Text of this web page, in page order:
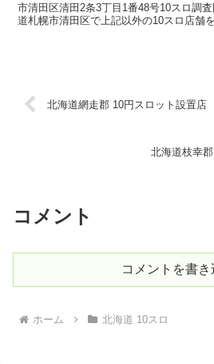
市清田区清田2条3丁目1番48号10スロ調
道札幌市清田区で上記以外の10スロ店舗
北海道網走郡 10円スロット設置店
北海道枝幸
コメント
コメントを書き
ホーム 北海道 10スロ